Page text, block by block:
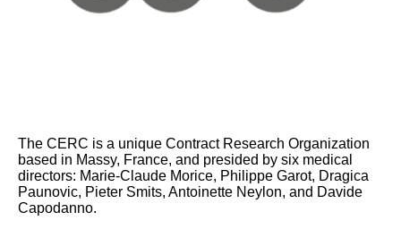
The CERC is a unique Contract Research Organization
based in Massy, France, and presided by six medical
directors: Marie-Claude Morice, Philippe Garot, Dragica
Paunovic, Pieter Smits, Antoinette Neylon, and Davide
Capodanno.